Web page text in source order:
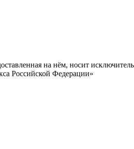
на нём, носит
Российской Федерации»